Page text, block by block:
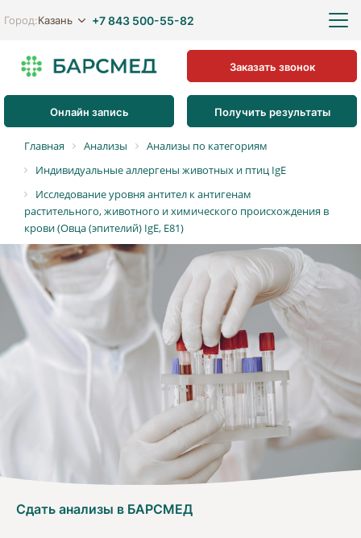
Город:Казань +7 843 500-55-82
Онлайн запись Получить результаты
Заказать звонок
Главная Анализы
Анализы по категориям
Индивидуальные аллергены животных и птиц IgE
Исследование уровня антител к антигенам
растительного, животного и химического происхождения в
крови (Овца (эпителий) IgE, E81)
Сдать анализы в БАРСМЕД